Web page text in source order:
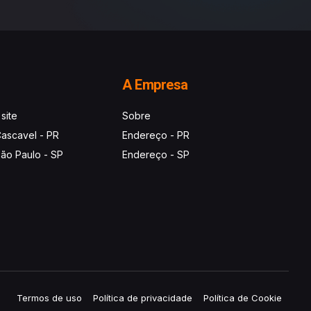
- PR
Paulo - SP
A Empresa
Sobre
Endereço - PR
Endereço - SP
Termos de uso Política de privacidade Política de Cookie